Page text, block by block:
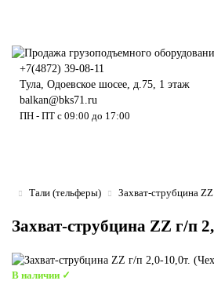
+7(4872) 39-08-11
Тула, Одоевское шосее, д.75, 1 этаж
balkan@bks71.ru
ПН - ПТ с 09:00 до 17:00
Тали (тельферы) Захват-струбцина
Захват-струбцина ZZ г/п
В наличии ✓